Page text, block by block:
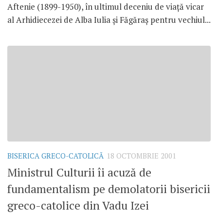
Aftenie (1899-1950), în ultimul deceniu de viaţă vicar
al Arhidiecezei de Alba Iulia şi Făgăraş pentru vechiul...
BISERICA GRECO-CATOLICĂ 18 OCTOMBRIE 2001
Ministrul Culturii îi acuză de
fundamentalism pe demolatorii bisericii
greco-catolice din Vadu Izei